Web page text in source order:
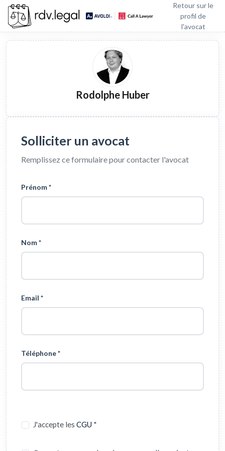
Retour sur le
profil de
l'avocat
Solliciter un avocat
Remplissez ce formulaire pour contacter l'avocat
Prénom *
Nom *
Email *
Téléphone *
J'accepte les CGU *
Rodolphe Huber